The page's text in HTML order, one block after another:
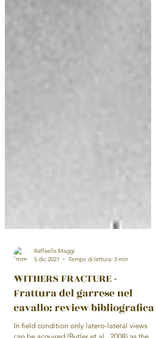
5 dic 2021
Tempo di lettura: 3 min
WITHERS FRACTURE -
Frattura del garrese nel
cavallo: review bibliografica